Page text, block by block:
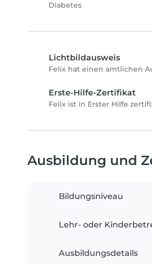
Diabetes
Lichtbildausweis
Felix hat einen amtlichen
Erste-Hilfe-Zertifikat
Felix ist in Erster Hilfe
Ausbildung und
Bildungsniveau
Lehr- oder
Ausbildungsdetails